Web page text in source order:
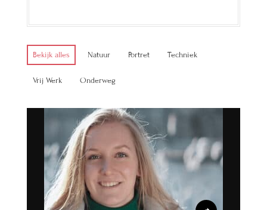
Bekijk alles Natuur Portret Techniek
Vrij Werk Onderweg